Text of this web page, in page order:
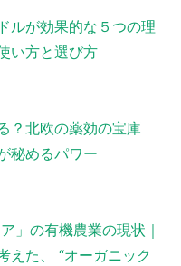
ルが効果的な５つの理
い方と選び方
？北欧の薬効の宝庫
秘めるパワー
」の有機農業の現状｜
えた、 “オーガニック